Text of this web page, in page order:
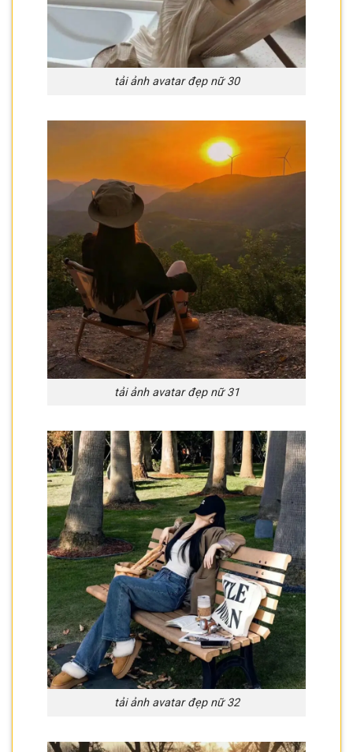
tải ảnh avatar đẹp nữ 30
tải ảnh avatar đẹp nữ 31
tải ảnh avatar đẹp nữ 32